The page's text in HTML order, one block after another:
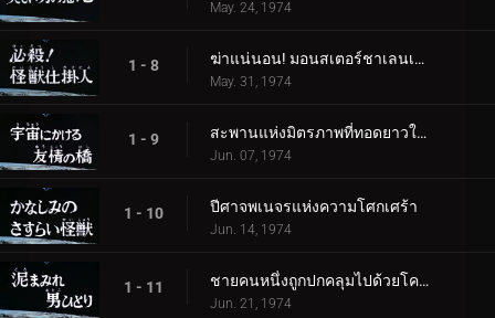
May. 24, 1974
1 - 8 ฆ่าแน่นอน! มอนสเตอร์ชาเลนเจอร์!
May. 31, 1974
1 - 9 สะพานแห่งมิตรภาพที่ทอดยาวในอวกาศ
Jun. 07, 1974
1 - 10 ปีศาจพเนจรแห่งความโศกเศร้า
Jun. 14, 1974
1 - 11 ชายคนหนึ่งถูกปกคลุมไปด้วยโคลน
Jun. 21, 1974